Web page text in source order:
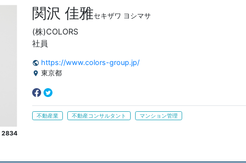
2834
関沢 佳雅セキザワ ヨシマサ
(株)COLORS
社員
public https://www.colors-group.jp/
location_on 東京都
不動産業 不動産コンサルタント マンション管理